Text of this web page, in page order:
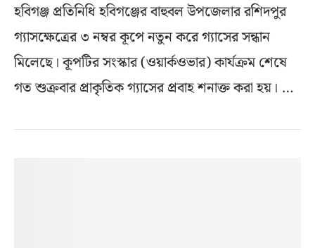
হবিগঞ্জ প্রতিনিধি হবিগঞ্জের বাহুবল উপজেলার রশিদপুর
গ্যাসক্ষেত্রের ৩ নম্বর কূপে নতুন করে গ্যাসের সন্ধান
মিলেছে। কূপটির সংস্কার (ওয়ার্কওভার) কার্যক্রম শেষে
গত শুক্রবার প্রাকৃতিক গ্যাসের প্রবাহ শনাক্ত করা হয়। …